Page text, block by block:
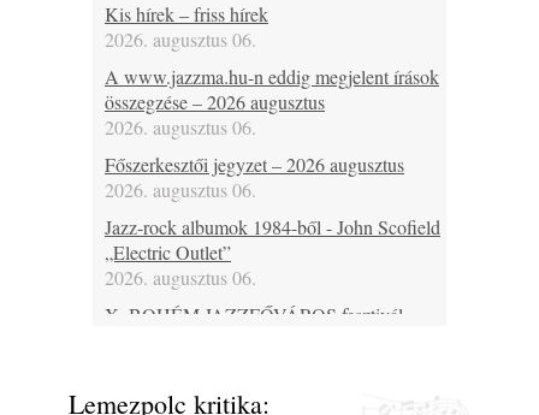
Kis hírek – friss hírek
2026. augusztus 06.
A www.jazzma.hu-n eddig megjelent írások
összegzése – 2026 augusztus
2026. augusztus 06.
Főszerkesztői jegyzet – 2026 augusztus
2026. augusztus 06.
Jazz-rock albumok 1984-ből - John Scofield
„Electric Outlet”
2026. augusztus 06.
X. BOHÉM JAZZFŐVÁROS fesztivál,
Lemezpolc kritika: